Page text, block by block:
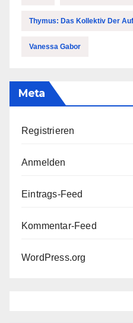
Thymus: Das Kollektiv Der
Vanessa Gabor
Meta
Registrieren
Anmelden
Eintrags-Feed
Kommentar-Feed
WordPress.org